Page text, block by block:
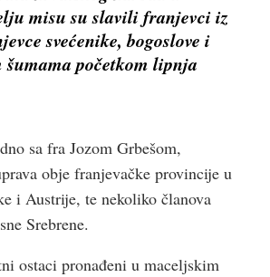
misu su slavili franjevci iz
svećenike, bogoslove i
početkom lipnja
sa fra Jozom Grbešom,
obje franjevačke provincije u
i Austrije, te nekoliko članova
Srebrene.
ostaci pronađeni u maceljskim